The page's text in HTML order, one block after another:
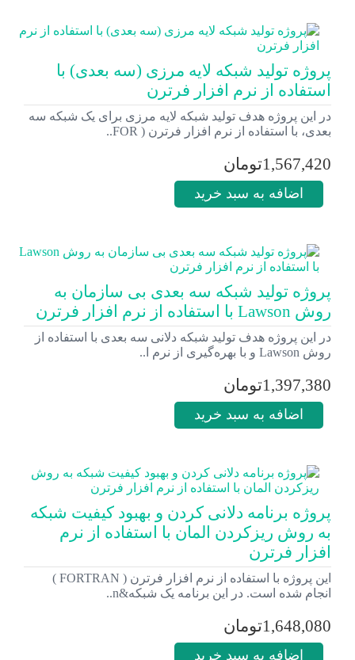
پروژه تولید شبکه لایه مرزی (سه بعدی) با
استفاده از نرم افزار فرترن
در این پروژه هدف تولید شبکه لایه مرزی برای یک شبکه سه
بعدی، با استفاده از نرم افزار فرترن ( FOR..
1,567,420تومان
اضافه به سبد خرید
پروژه تولید شبکه سه بعدی بی سازمان به
روش Lawson با استفاده از نرم افزار فرترن
در این پروژه هدف تولید شبکه دلانی سه بعدی با استفاده از
روش Lawson و با بهره‌گیری از نرم ا..
1,397,380تومان
اضافه به سبد خرید
پروژه برنامه دلانی کردن و بهبود کیفیت شبکه
به روش ریزکردن المان با استفاده از نرم
افزار فرترن
این پروژه با استفاده از نرم افزار فرترن ( FORTRAN )
انجام شده است. در این برنامه یک شبکه&n..
1,648,080تومان
اضافه به سبد خرید